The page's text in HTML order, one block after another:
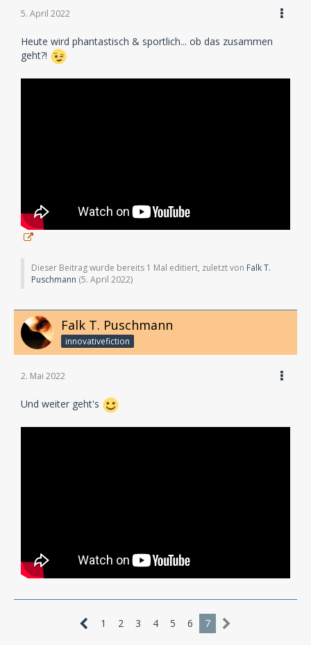
5. April 2022
Heute wird phantastisch & sportlich... ob das zusammen
geht?!
Dieser Beitrag wurde bereits 1 Mal editiert, zuletzt von Falk T.
Puschmann (5. April 2022)
Falk T. Puschmann
innovativefiction
2. Mai 2022
Und weiter geht's
1 2 3 4 5 6 7